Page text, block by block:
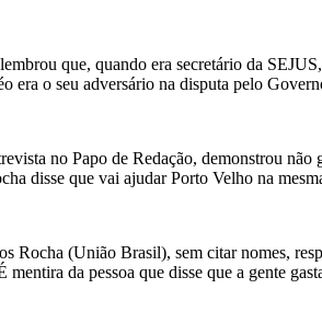
que, quando era secretário da
era o seu adversário na disputa pelo
no Papo de Redação, demonstrou
disse que vai ajudar Porto Velho na
Rocha (União Brasil), sem citar nomes,
da pessoa que disse que a gente